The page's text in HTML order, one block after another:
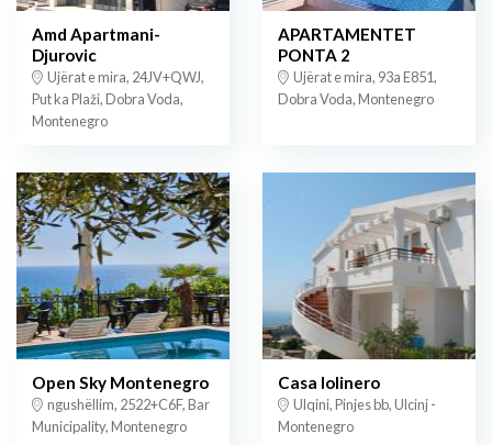
Amd Apartmani-
Djurovic
Ujërat e mira, 24JV+QWJ,
Put ka Plaži, Dobra Voda,
Montenegro
APARTAMENTET
PONTA 2
Ujërat e mira, 93a E851,
Dobra Voda, Montenegro
Open Sky Montenegro
ngushëllim, 2522+C6F, Bar
Municipality, Montenegro
Casa lolinero
Ulqini, Pinjes bb, Ulcinj -
Montenegro